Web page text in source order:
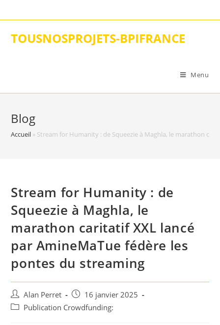
to
TOUSNOSPROJETS-BPIFRANCE
Menu
Blog
Accueil » Stream for Humanity : de Squeezie à Maghla, le marathon
Stream for Humanity : de
Squeezie à Maghla, le
marathon caritatif XXL lancé
par AmineMaTue fédère les
pontes du streaming
Auteur/autrice
de
Alan Perret
Post
published:
16 janvier 2025
PostPublication Crowdfunding: